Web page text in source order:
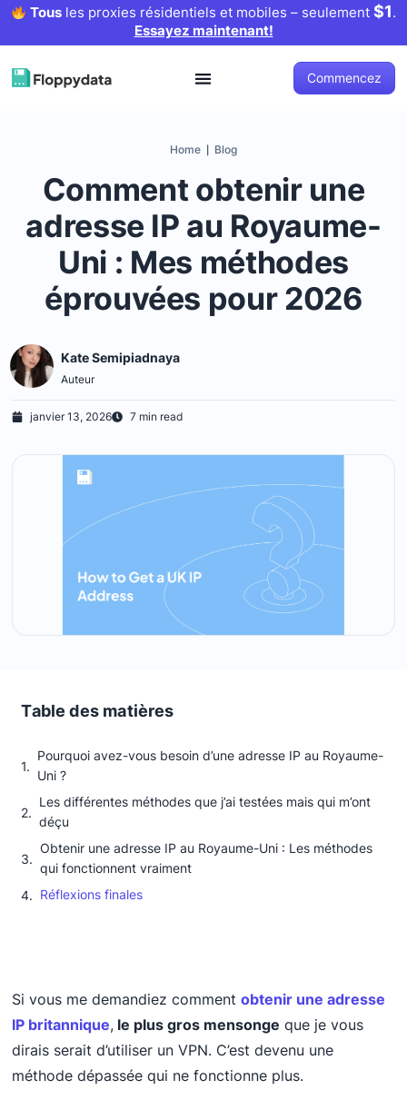
Tous les proxies résidentiels et mobiles – seulement$1.
Essayez maintenant!
Commencez
Home Blog
Comment obtenir une
adresse IP au Royaume-
Uni : Mes méthodes
éprouvées pour 2026
Kate Semipiadnaya
Auteur
janvier 13, 2026 7 min read
Si vous me demandiez commentobtenir une adresse
IP britannique, le plus gros mensonge que je vous
dirais serait d’utiliser un VPN. C’est devenu une
méthode dépassée qui ne fonctionne plus.
Table des matières
Pourquoi avez-vous besoin d’une adresse IP au Royaume-
Uni ?
Les différentes méthodes que j’ai testées mais qui m’ont
déçu
Obtenir une adresse IP au Royaume-Uni : Les méthodes
qui fonctionnent vraiment
Réflexions finales